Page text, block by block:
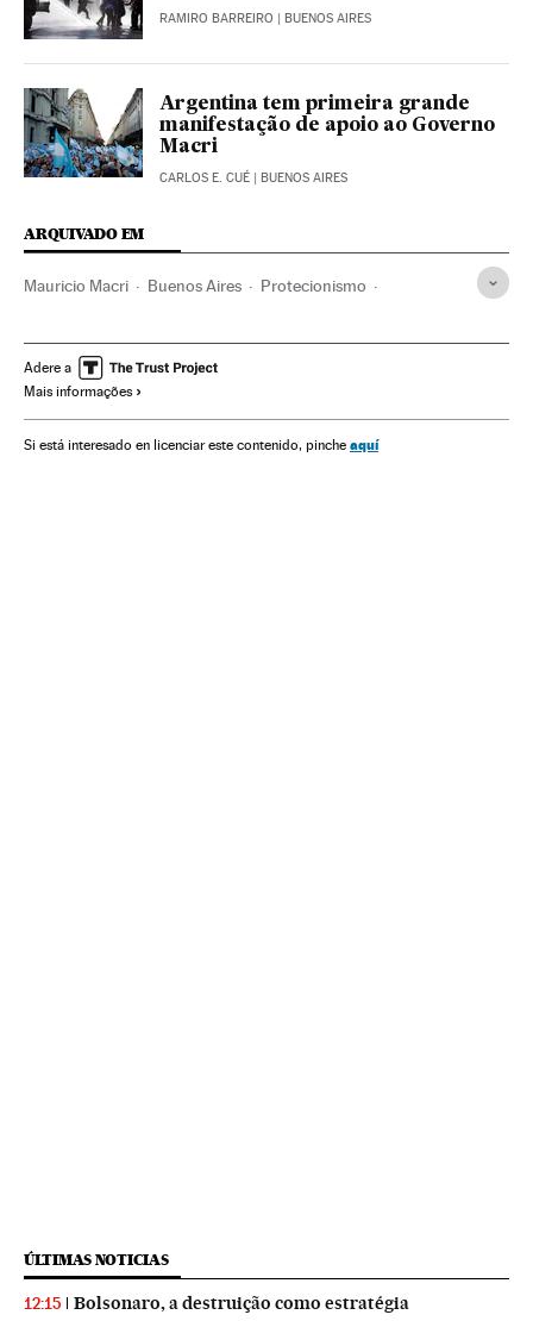
RAMIRO BARREIRO | BUENOS AIRES
Argentina tem primeira grande
manifestação de apoio ao Governo
Macri
CARLOS E. CUÉ | BUENOS AIRES
ARQUIVADO EM
Mauricio Macri Buenos Aires Protecionismo
América Latina Obras públicas
Adere a
Mais informações
Si está interesado en licenciar este contenido, pinche aquí
ÚLTIMAS NOTICIAS
12:15 Bolsonaro, a destruição como estratégia